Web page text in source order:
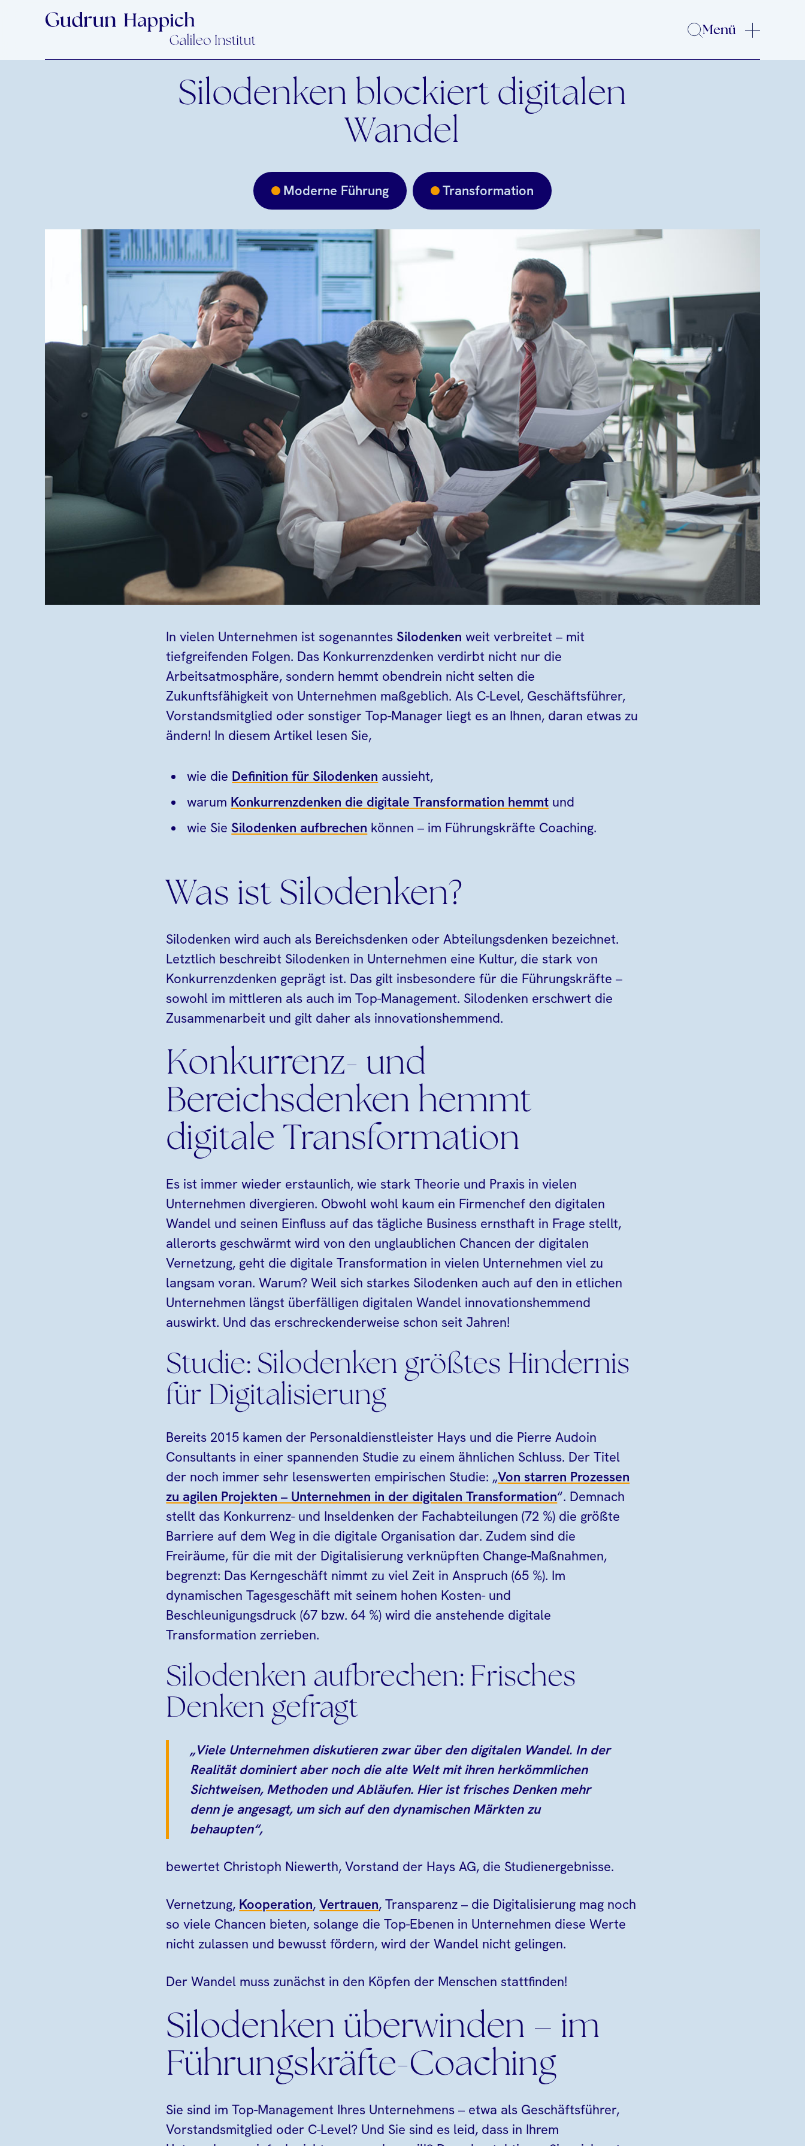
Menü
Silodenken blockiert digitalen
Wandel
Moderne Führung Transformation
In vielen Unternehmen ist sogenanntesSilodenken weit verbreitet – mit
tiefgreifenden Folgen. Das Konkurrenzdenken verdirbt nicht nur die
Arbeitsatmosphäre, sondern hemmt obendrein nicht selten die
Zukunftsfähigkeit von Unternehmen maßgeblich. Als C-Level, Geschäftsführer,
Vorstandsmitglied oder sonstiger Top-Manager liegt es an Ihnen, daran etwas zu
ändern! In diesem Artikel lesen Sie,
wie die Definition für Silodenken aussieht,
warum Konkurrenzdenken die digitale Transformation hemmt und
wie SieSilodenken aufbrechen können – im Führungskräfte Coaching.
Was ist Silodenken?
Silodenken wird auch als Bereichsdenken oder Abteilungsdenken bezeichnet.
Letztlich beschreibt Silodenken in Unternehmen eine Kultur, die stark von
Konkurrenzdenken geprägt ist. Das gilt insbesondere für die Führungskräfte –
sowohl im mittleren als auch im Top-Management. Silodenken erschwert die
Zusammenarbeit und gilt daher als innovationshemmend.
Konkurrenz- und
Bereichsdenken hemmt
digitale Transformation
Es ist immer wieder erstaunlich, wie stark Theorie und Praxis in vielen
Unternehmen divergieren. Obwohl wohl kaum ein Firmenchef den digitalen
Wandel und seinen Einfluss auf das tägliche Business ernsthaft in Frage stellt,
allerorts geschwärmt wird von den unglaublichen Chancen der digitalen
Vernetzung, geht die digitale Transformation in vielen Unternehmen viel zu
langsam voran. Warum? Weil sich starkes Silodenken auch auf den in etlichen
Unternehmen längst überfälligen digitalen Wandel innovationshemmend
auswirkt. Und das erschreckenderweise schon seit Jahren!
Studie: Silodenken größtes Hindernis
für Digitalisierung
Bereits 2015 kamen der Personaldienstleister Hays und die Pierre Audoin
Consultants in einer spannenden Studie zu einem ähnlichen Schluss. Der Titel
der noch immer sehr lesenswerten empirischen Studie: „Von starren Prozessen
zu agilen Projekten – Unternehmen in der digitalen Transformation“. Demnach
stellt das Konkurrenz- und Inseldenken der Fachabteilungen (72 %) die größte
Barriere auf dem Weg in die digitale Organisation dar. Zudem sind die
Freiräume, für die mit der Digitalisierung verknüpften Change-Maßnahmen,
begrenzt: Das Kerngeschäft nimmt zu viel Zeit in Anspruch (65 %). Im
dynamischen Tagesgeschäft mit seinem hohen Kosten- und
Beschleunigungsdruck (67 bzw. 64 %) wird die anstehende digitale
Transformation zerrieben.
Silodenken aufbrechen: Frisches
Denken gefragt
„Viele Unternehmen diskutieren zwar über den digitalen Wandel. In der
Realität dominiert aber noch die alte Welt mit ihren herkömmlichen
Sichtweisen, Methoden und Abläufen. Hier ist frisches Denken mehr
denn je angesagt, um sich auf den dynamischen Märkten zu
behaupten“,
bewertet Christoph Niewerth, Vorstand der Hays AG, die Studienergebnisse.
Vernetzung, Kooperation,Vertrauen, Transparenz – die Digitalisierung mag noch
so viele Chancen bieten, solange die Top-Ebenen in Unternehmen diese Werte
nicht zulassen und bewusst fördern, wird der Wandel nicht gelingen.
Der Wandel muss zunächst in den Köpfen der Menschen stattfinden!
Silodenken überwinden – im
Führungskräfte-Coaching
Sie sind im Top-Management Ihres Unternehmens – etwa als Geschäftsführer,
Vorstandsmitglied oder C-Level? Und Sie sind es leid, dass in Ihrem